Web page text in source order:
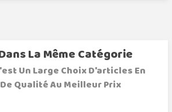
La Même Catégorie
Un Large Choix D'articles En
Qualité Au Meilleur Prix